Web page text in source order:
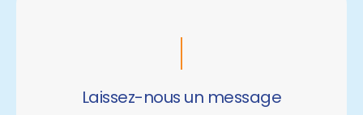
Laissez-nous un message